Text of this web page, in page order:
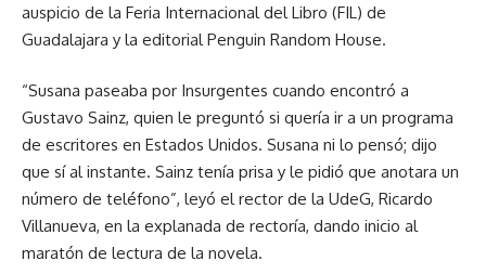
auspicio de la Feria Internacional del Libro (FIL) de
Guadalajara y la editorial Penguin Random House.
“Susana paseaba por Insurgentes cuando encontró a
Gustavo Sainz, quien le preguntó si quería ir a un programa
de escritores en Estados Unidos. Susana ni lo pensó; dijo
que sí al instante. Sainz tenía prisa y le pidió que anotara un
número de teléfono”, leyó el rector de la UdeG, Ricardo
Villanueva, en la explanada de rectoría, dando inicio al
maratón de lectura de la novela.